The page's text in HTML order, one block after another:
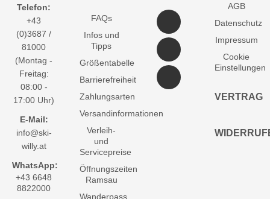
Telefon:
+43
(0)3687 /
81000
(Montag -
Freitag:
08:00 -
17:00 Uhr)
E-Mail:
info@ski-
willy.at
WhatsApp:
+43 6648
8822000
FAQs
Infos und
Tipps
Größentabelle
Barrierefreiheit
Zahlungsarten
Versandinformationen
Verleih-
und
Servicepreise
Öffnungszeiten
Ramsau
Wanderpass
AGB
Datenschutz
Impressum
Cookie
Einstellungen
VERTRAG